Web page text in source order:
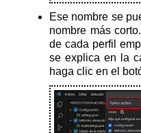
Ese nombre se
nombre más
de cada perfil
se explica en la
haga clic en el